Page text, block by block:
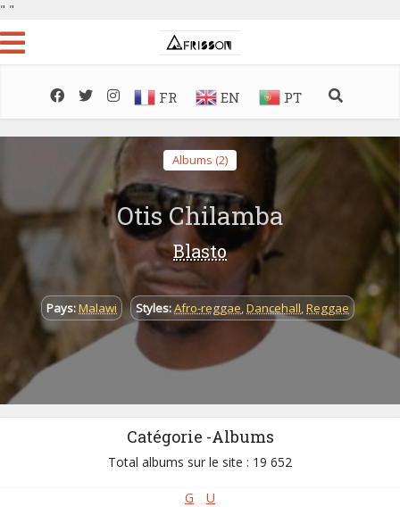
" "
FR EN PT
Albums (2)
Otis Chilamba
Blasto
Pays:Malawi Styles:Afro-reggae,Dancehall,Reggae
Catégorie -Albums
Total albums sur le site : 19 652
G U